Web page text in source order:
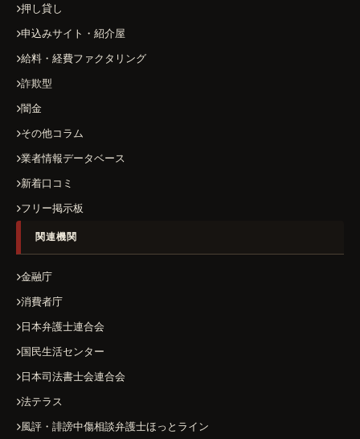
押し貸し
申込みサイト・紹介屋
給料・経費ファクタリング
詐欺型
闇金
その他コラム
業者情報データベース
新着口コミ
フリー掲示板
関連機関
金融庁
消費者庁
日本弁護士連合会
国民生活センター
日本司法書士会連合会
法テラス
風評・誹謗中傷相談弁護士ほっとライン